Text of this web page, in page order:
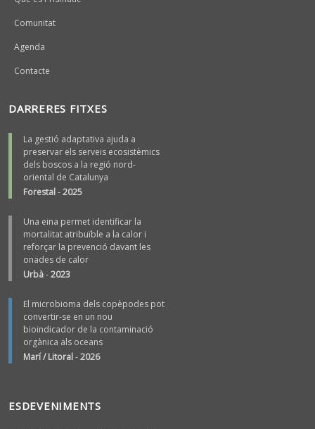
Comunitat
Agenda
Contacte
DARRERES FITXES
La gestió adaptativa ajuda a
preservar els serveis ecosistèmics
dels boscos a la regió nord-
oriental de Catalunya
Forestal-2025
Una eina permet identificar la
mortalitat atribuïble a la calor i
reforçar la prevenció davant les
onades de calor
Urbà-2023
El microbioma dels copèpodes pot
convertir-se en un nou
bioindicador de la contaminació
orgànica als oceans
Marí / Litoral-2026
ESDEVENIMENTS